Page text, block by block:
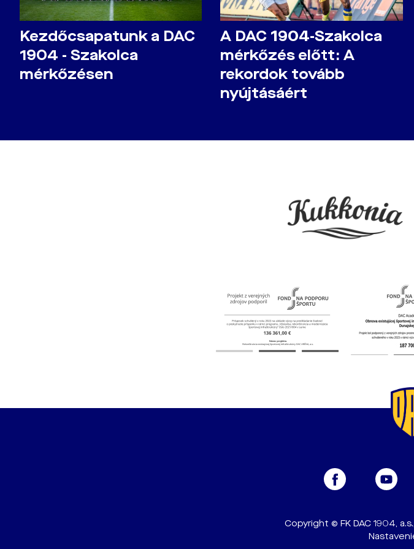
Kezdőcsapatunk a DAC
1904 - Szakolca
mérkőzésen
A DAC 1904-Szakolca
mérkőzés előtt: A
rekordok tovább
nyújtásáért
Copyright © FK DAC 1904,